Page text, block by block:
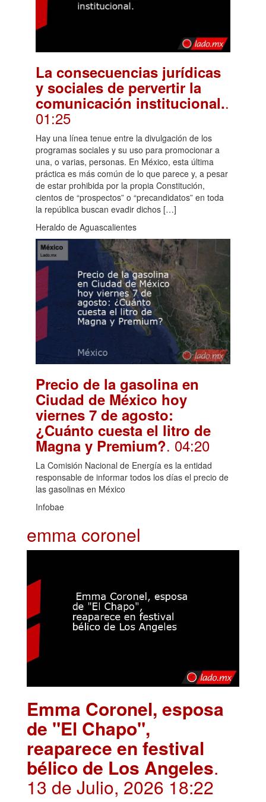
La consecuencias jurídicas
y sociales de pervertir la
comunicación institucional..
01:25
Hay una línea tenue entre la divulgación de los
programas sociales y su uso para promocionar a
una, o varias, personas. En México, esta última
práctica es más común de lo que parece y, a pesar
de estar prohibida por la propia Constitución,
cientos de “prospectos” o “precandidatos” en toda
la república buscan evadir dichos […]
Heraldo de Aguascalientes
Precio de la gasolina en
Ciudad de México hoy
viernes 7 de agosto:
¿Cuánto cuesta el litro de
Magna y Premium?. 04:20
La Comisión Nacional de Energía es la entidad
responsable de informar todos los días el precio de
las gasolinas en México
Infobae
emma coronel
Emma Coronel, esposa
de "El Chapo",
reaparece en festival
bélico de Los Angeles.
13 de Julio, 2026 18:22